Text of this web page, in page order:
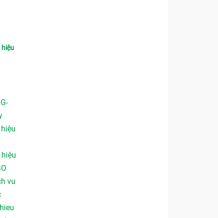
hiệu
hiệu
hiệu
vu
hieu